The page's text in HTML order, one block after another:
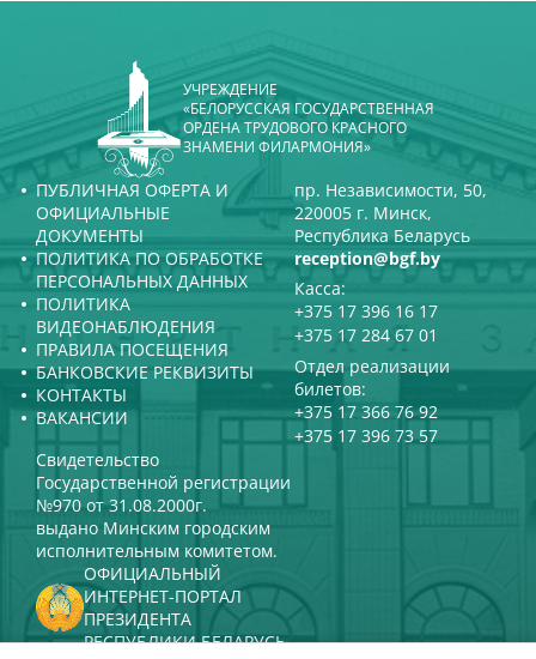
УЧРЕЖДЕНИЕ
«БЕЛОРУССКАЯ ГОСУДАРСТВЕННАЯ
ОРДЕНА ТРУДОВОГО КРАСНОГО
ЗНАМЕНИ ФИЛАРМОНИЯ»
ПУБЛИЧНАЯ ОФЕРТА И
ОФИЦИАЛЬНЫЕ
ДОКУМЕНТЫ
ПОЛИТИКА ПО ОБРАБОТКЕ
ПЕРСОНАЛЬНЫХ ДАННЫХ
ПОЛИТИКА
ВИДЕОНАБЛЮДЕНИЯ
ПРАВИЛА ПОСЕЩЕНИЯ
БАНКОВСКИЕ РЕКВИЗИТЫ
КОНТАКТЫ
ВАКАНСИИ
пр. Независимости, 50,
220005 г. Минск,
Республика Беларусь
reception@bgf.by
Касса:
+375 17 396 16 17
+375 17 284 67 01
Отдел реализации
билетов:
+375 17 366 76 92
+375 17 396 73 57
Свидетельство
Государственной регистрации
№970 от 31.08.2000г.
выдано Минским городским
исполнительным комитетом.
ОФИЦИАЛЬНЫЙ
ИНТЕРНЕТ-ПОРТАЛ
ПРЕЗИДЕНТА
РЕСПУБЛИКИ БЕЛАРУСЬ